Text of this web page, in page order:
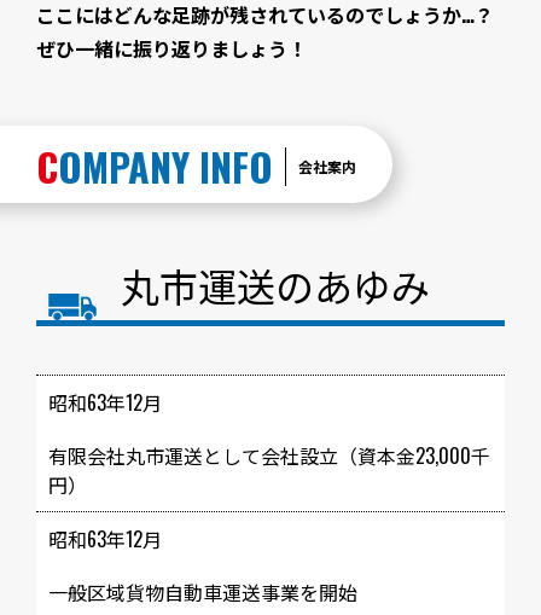
ここにはどんな足跡が残されているのでしょうか…？
ぜひ一緒に振り返りましょう！
COMPANY INFO 会社案内
丸市運送のあゆみ
昭和63年12月
有限会社丸市運送として会社設立（資本金23,000千
円）
昭和63年12月
一般区域貨物自動車運送事業を開始